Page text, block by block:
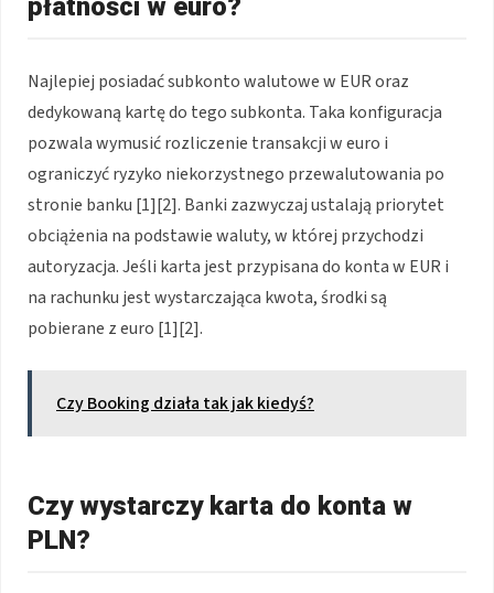
Najlepiej posiadać subkonto walutowe w EUR oraz
dedykowaną kartę do tego subkonta. Taka konfiguracja
pozwala wymusić rozliczenie transakcji w euro i
ograniczyć ryzyko niekorzystnego przewalutowania po
stronie banku [1][2]. Banki zazwyczaj ustalają priorytet
obciążenia na podstawie waluty, w której przychodzi
autoryzacja. Jeśli karta jest przypisana do konta w EUR i
na rachunku jest wystarczająca kwota, środki są
pobierane z euro [1][2].
Czy Booking działa tak jak kiedyś?
Czy wystarczy karta do konta w
PLN?